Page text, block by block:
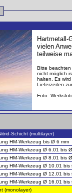
Hartmetall-
vielen
teilweise
Bitte
nicht möglich
halten. Es
Lieferzeiten
Foto:
Schicht (multilayer)
HM-Werkzeug bis Ø 6 mm
HM-Werkzeug Ø 6.01 bis
HM-Werkzeug Ø 8.01 bis
HM-Werkzeug Ø 10.01 bis
HM-Werkzeug Ø 12.01 bis
HM-Werkzeug Ø 16.01 bis
(monolayer)